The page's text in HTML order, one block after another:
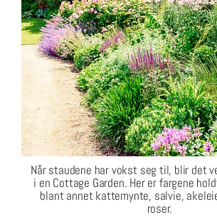
Når staudene har vokst seg til, blir det
i en Cottage Garden. Her er fargene
blant annet kattemynte, salvie,
roser.